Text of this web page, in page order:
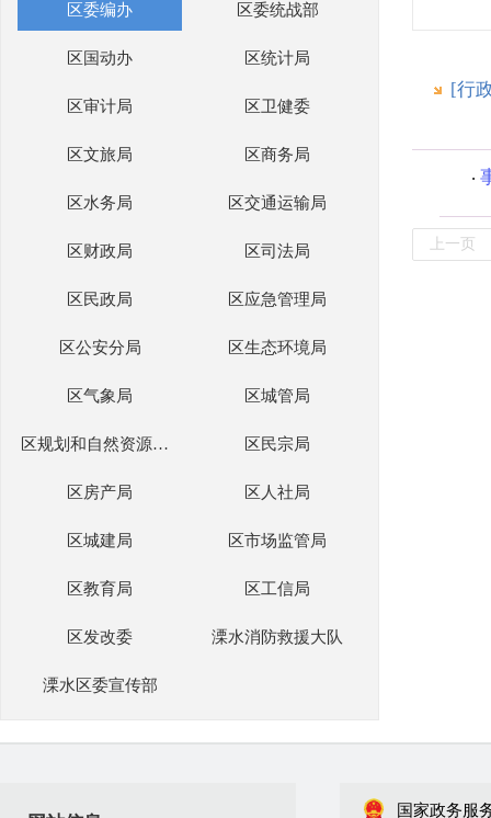
区委编办 区委统战部
区国动办 区统计局
区审计局 区卫健委
区文旅局 区商务局
区水务局 区交通运输局
区财政局 区司法局
区民政局 区应急管理局
区公安分局 区生态环境局
区气象局 区城管局
区规划和自然资源分局 区民宗局
区房产局 区人社局
区城建局 区市场监管局
区教育局 区工信局
区发改委 溧水消防救援大队
溧水区委宣传部
[行
上一页
国家政务服